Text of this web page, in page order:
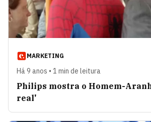
MARKETING
Há 9 anos • 1 min de leitura
Philips mostra o Homem-
real'